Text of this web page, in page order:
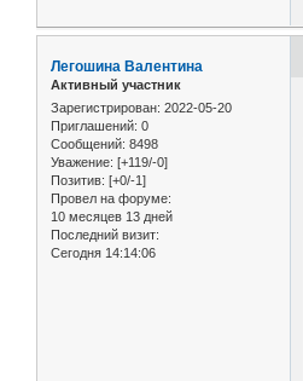
Легошина Валентина
Активный участник
Зарегистрирован: 2022-05-20
Приглашений: 0
Сообщений: 8498
Уважение: [+119/-0]
Позитив: [+0/-1]
Провел на форуме:
10 месяцев 13 дней
Последний визит:
Сегодня 14:14:06